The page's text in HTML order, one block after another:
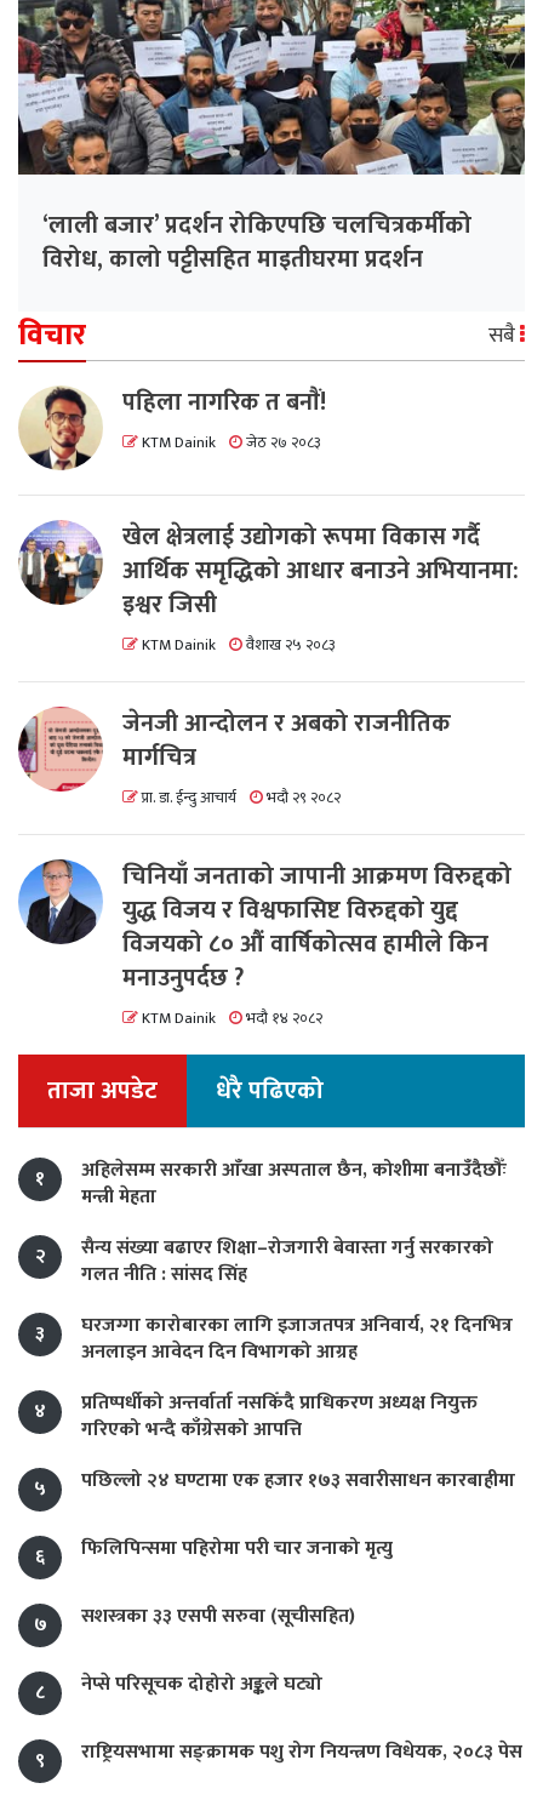
‘लाली बजार’ प्रदर्शन रोकिएपछि चलचित्रकर्मीको
विरोध, कालो पट्टीसहित माइतीघरमा प्रदर्शन
विचार सबै
पहिला नागरिक त बनाैं!
KTM Dainik जेठ २७ २०८३
खेल क्षेत्रलाई उद्योगको रूपमा विकास गर्दै
आर्थिक समृद्धिको आधार बनाउने अभियानमा:
इश्वर जिसी
KTM Dainik वैशाख २५ २०८३
जेनजी आन्दोलन र अबको राजनीतिक
मार्गचित्र
प्रा. डा. ईन्दु आचार्य भदौ २९ २०८२
चिनियाँ जनताको जापानी आक्रमण विरुद्दको
युद्ध विजय र विश्वफासिष्ट विरुद्दको युद्द
विजयको ८० औं वार्षिकोत्सव हामीले किन
मनाउनुपर्दछ ?
KTM Dainik भदौ १४ २०८२
ताजा अपडेट धेरै पढिएको
१
अहिलेसम्म सरकारी आँखा अस्पताल छैन, कोशीमा बनाउँदैछौँः
मन्त्री मेहता
२
सैन्य संख्या बढाएर शिक्षा–रोजगारी बेवास्ता गर्नु सरकारको
गलत नीति : सांसद सिंह
३
घरजग्गा कारोबारका लागि इजाजतपत्र अनिवार्य, २१ दिनभित्र
अनलाइन आवेदन दिन विभागको आग्रह
४
प्रतिष्पर्धीको अन्तर्वार्ता नसकिँदै प्राधिकरण अध्यक्ष नियुक्त
गरिएको भन्दै काँग्रेसको आपत्ति
५
पछिल्लो २४ घण्टामा एक हजार १७३ सवारीसाधन कारबाहीमा
६ फिलिपिन्समा पहिरोमा परी चार जनाको मृत्यु
७ सशस्त्रका ३३ एसपी सरुवा (सूचीसहित)
८ नेप्से परिसूचक दोहोरो अङ्कले घट्यो
९ राष्ट्रियसभामा सङ्क्रामक पशु रोग नियन्त्रण विधेयक, २०८३ पेस